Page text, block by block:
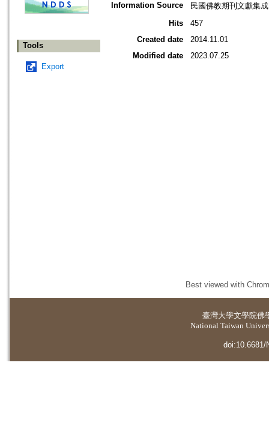
Tools
Export
Information Source
民國佛教期刊文獻集
Hits
457
Created date
2014.11.01
Modified date
2023.07.25
Best viewed with
臺灣大學文學院佛
National Taiwan
doi:10.6681/